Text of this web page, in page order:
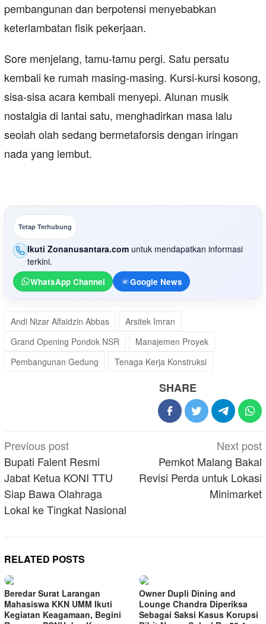
pembangunan dan berpotensi menyebabkan
keterlambatan fisik pekerjaan.
Sore menjelang, tamu-tamu pergi. Satu persatu
kembali ke rumah masing-masing. Kursi-kursi kosong,
sisa-sisa acara kembali menyepi. Alunan musik
nostalgia di lantai satu, menghadirkan masa lalu
seolah olah sedang bermetaforsis dengan iringan
nada yang lembut.
Tetap Terhubung
Ikuti Zonanusantara.com untuk mendapatkan informasi
terkini.
WhatsApp Channel Google News
Andi Nizar Alfaidzin Abbas
Arsitek Imran
Grand Opening Pondok NSR
Manajemen Proyek
Pembangunan Gedung
Tenaga Kerja Konstruksi
SHARE
Post
navigation
Previous post
Bupati Falent Resmi
Jabat Ketua KONI TTU
Siap Bawa Olahraga
Lokal ke Tingkat Nasional
Next post
Pemkot Malang Bakal
Revisi Perda untuk Lokasi
Minimarket
RELATED POSTS
Beredar Surat Larangan
Mahasiswa KKN UMM Ikuti
Kegiatan Keagamaan, Begini
Owner Dupli Dining and
Lounge Chandra Diperiksa
Sebagai Saksi Kasus Korupsi